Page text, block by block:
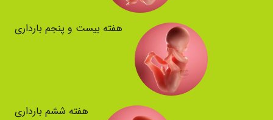
هفته بیست و پنجم بارداری
هفته ششم بارداری